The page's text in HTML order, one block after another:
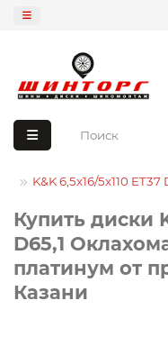
K&K 6,5x16/5x110
Купить диски
D65,1
платинум от
Казани